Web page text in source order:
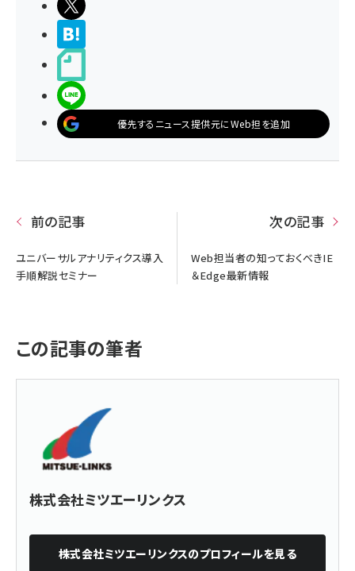
優先するニュース提供元にWeb担を追加
前の記事
ユニバーサルアナリティクス導入
手順解説セミナー
次の記事
Web担当者の知っておくべきIE
＆Edge最新情報
この記事の筆者
株式会社ミツエーリンクス
株式会社ミツエーリンクスのプロフィールを見る